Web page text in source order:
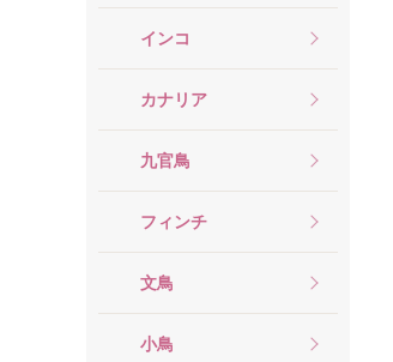
インコ
カナリア
九官鳥
フィンチ
文鳥
小鳥